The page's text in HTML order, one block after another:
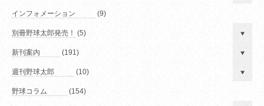
インフォメーション (9)
別冊野球太郎発売！ (5)
新刊案内 (191)
週刊野球太郎 (10)
野球コラム (154)